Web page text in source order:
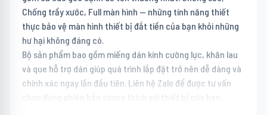
Chống trầy xước, Full màn hình — những tính năng thiết
thực bảo vệ màn hình thiết bị đắt tiền của bạn khỏi những
hư hại không đáng có.
Bộ sản phẩm bao gồm miếng dán kính cường lực, khăn lau
và que hỗ trợ dán giúp quá trình lắp đặt trở nên dễ dàng và
chính xác ngay lần đầu tiên. Liên hệ Zalo để được tư vấn
chọn đúng phiên bản tương thích với thiết bị của bạn.